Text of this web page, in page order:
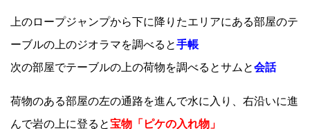
上のロープジャンプから下に降りたエリアにある部屋のテ
ーブルの上のジオラマを調べると手帳
次の部屋でテーブルの上の荷物を調べるとサムと会話
荷物のある部屋の左の通路を進んで水に入り、右沿いに進
んで岩の上に登ると宝物「ピケの入れ物」